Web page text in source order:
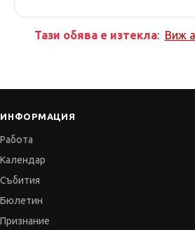
Тази обява е изтекла: Виж
ИНФОРМАЦИЯ
Работа
Календар
Събития
Бюлетин
Признание